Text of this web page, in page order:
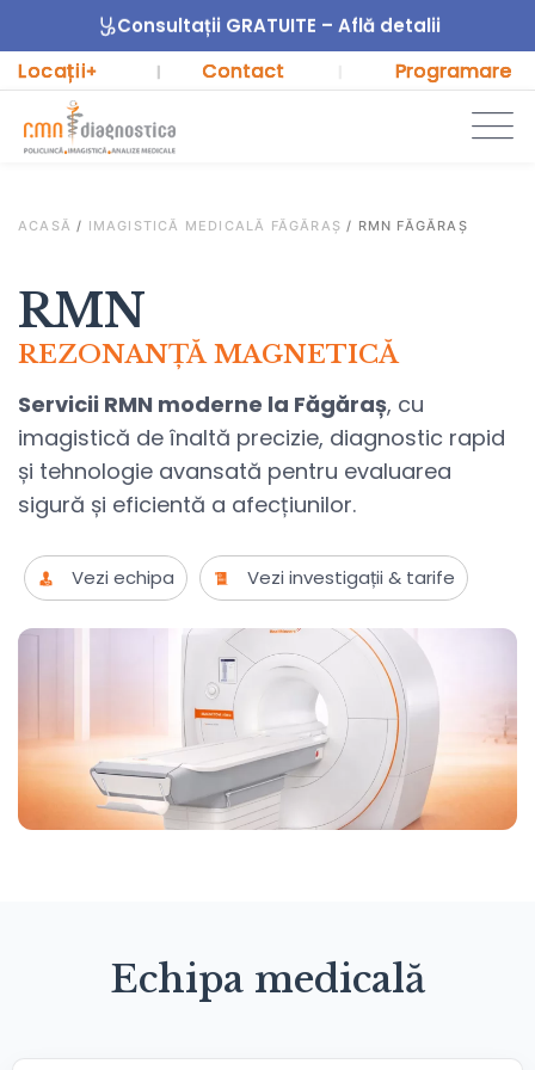
Consultații GRATUITE – Află detalii
Locații+ | Contact Programare
ACASĂ / IMAGISTICĂ MEDICALĂ FĂGĂRAȘ / RMN FĂGĂRAȘ
RMN
REZONANȚĂ MAGNETICĂ
Servicii RMN moderne la Făgăraș, cu
imagistică de înaltă precizie, diagnostic rapid
și tehnologie avansată pentru evaluarea
sigură și eficientă a afecțiunilor.
Vezi echipa Vezi investigații & tarife
Echipa medicală